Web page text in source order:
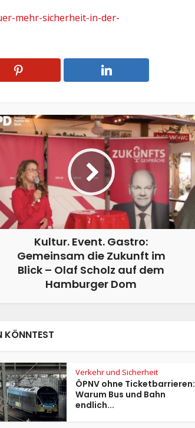
mehr-sicherheit-in-der-
Kultur. Event. Gastro:
Gemeinsam die Zukunft im
Blick – Olaf Scholz auf dem
Hamburger Dom
KÖNNTEST
Verkehr und Sicherheit
ÖPNV ohne Ticketbarrieren:
Warum Bus und Bahn
endlich...